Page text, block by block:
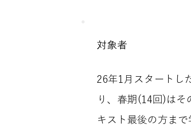
対象者
26年1月スタートし
り、春期(14回)はそ
キスト最後の方まで